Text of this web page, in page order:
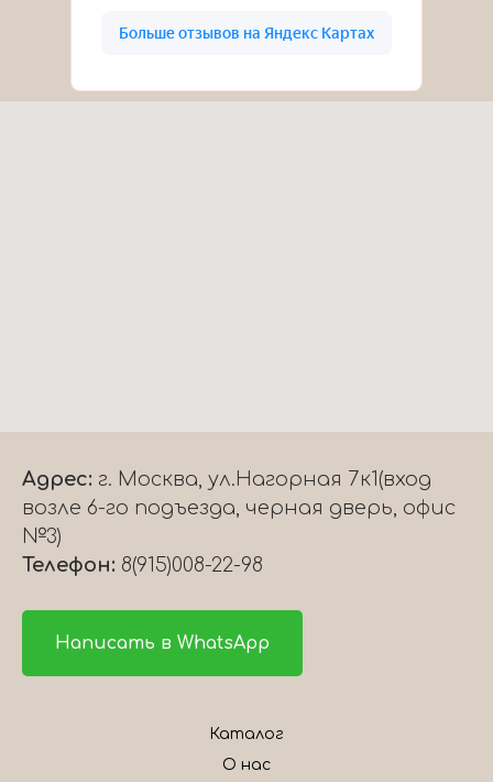
Адрес: г. Москва, ул.Нагорная 7к1(вход
возле 6-го подъезда, черная дверь, офис
№3)
Телефон: 8(915)008-22-98
Написать в WhatsApp
Каталог
О нас